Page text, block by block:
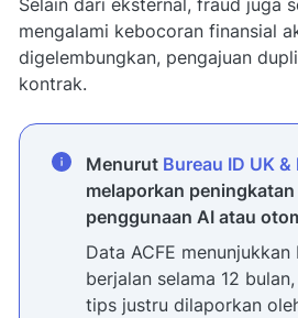
Selain dari eksternal, fraud juga
mengalami kebocoran finansial
digelembungkan, pengajuan
kontrak.
Menurut Bureau ID UK &
melaporkan
penggunaan AI atau
Data ACFE
berjalan selama 12
tips justru dilaporkan